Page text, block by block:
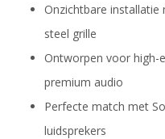
Onzichtbare
steel grille
Ontworpen voor high-
premium audio
Perfecte match met
luidsprekers